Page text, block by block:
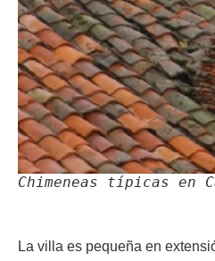
Chimeneas típicas en
La villa es pequeña en